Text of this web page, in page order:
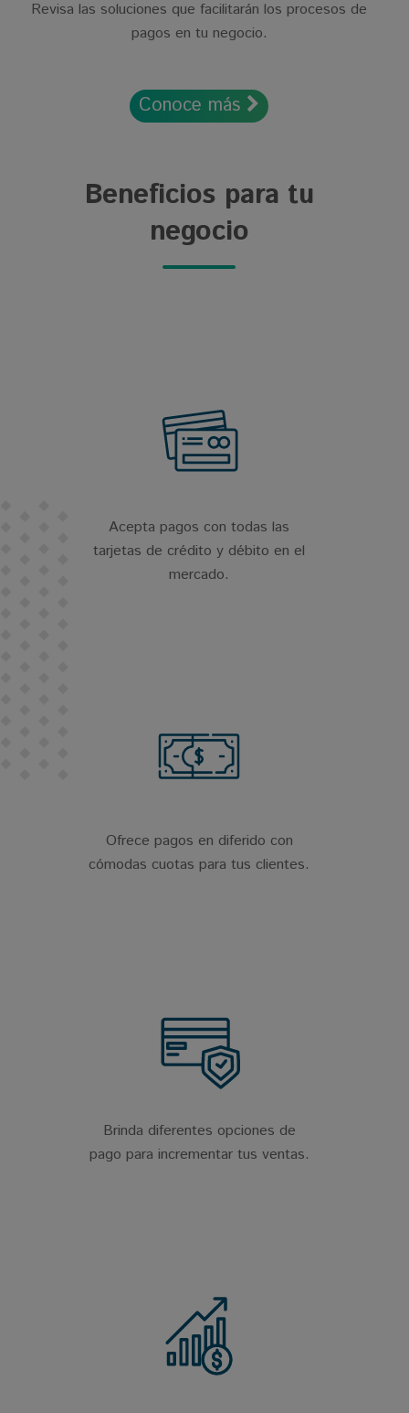
Revisa las soluciones que facilitarán los procesos de
pagos en tu negocio.
Conoce más
Beneficios para tu
negocio
Acepta pagos con todas las
tarjetas de crédito y débito en el
mercado.
Ofrece pagos en diferido con
cómodas cuotas para tus clientes.
Brinda diferentes opciones de
pago para incrementar tus ventas.